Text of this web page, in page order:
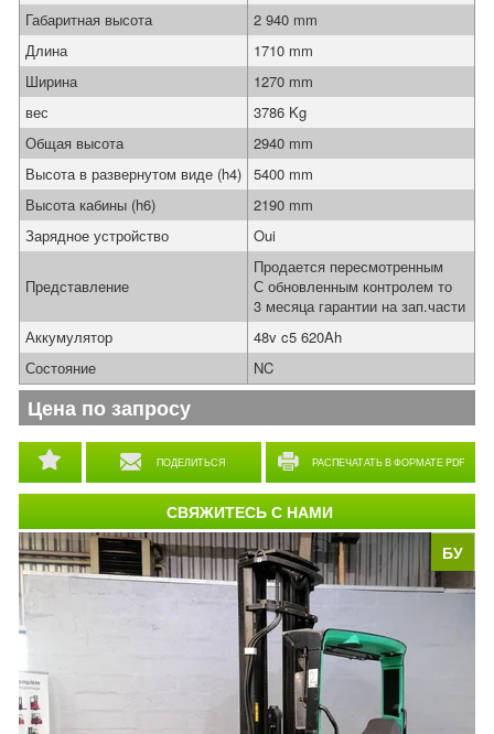
БУ
ПОДЕЛИТЬСЯ РАСПЕЧАТАТЬ В ФОРМАТЕ PDF
Габаритная высота
2 940 mm
Длина
1710 mm
Ширина
1270 mm
вес
3786 Kg
Общая высота
2940 mm
Высота в развернутом виде (h4) 5400 mm
Высота кабины (h6)
2190 mm
Зарядное устройство
Oui
Представление
Продается пересмотренным
С обновленным контролем то
3 месяца гарантии на зап.части
Аккумулятор
48v c5 620Ah
Состояние
NC
Цена по запросу
СВЯЖИТЕСЬ С НАМИ